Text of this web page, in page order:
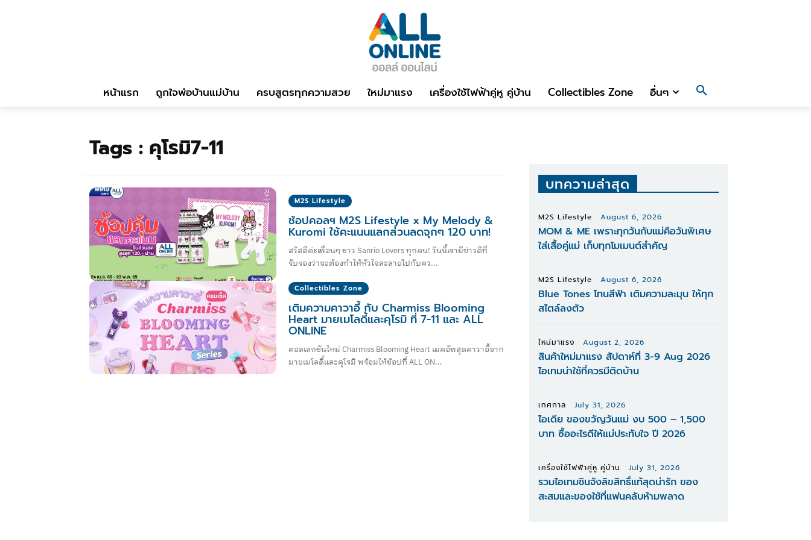
หน้าแรก ถูกใจพ่อบ้านแม่บ้าน ครบสูตรทุกความสวย ใหม่มาแรง เครื่องใช้ไฟฟ้าคู่หู คู่บ้าน Collectibles Zone อื่นๆ
Tags : คุโรมิ7-11
M2S Lifestyle
ช้อปคอลฯ M2S Lifestyle x My Melody &
Kuromi ใช้คะแนนแลกส่วนลดจุกๆ 120 บาท!
สวัสดีค่ะเพื่อนๆ ชาว Sanrio Lovers ทุกคน! วันนี้เรามีข่าวดีที่
รับรองว่าจะต้องทำให้หัวใจละลายไปกับคว...
Collectibles Zone
เติมความคาวาอี้ กับ Charmiss Blooming
Heart มายเมโลดี้และคุโรมิ ที่ 7-11 และ ALL
ONLINE
คอลเลกชันใหม่ Charmiss Blooming Heart เมคอัพสุดคาวาอี้จาก
มายเมโลดี้และคุโรมิ พร้อมให้ช้อปที่ ALL ON...
บทความล่าสุด
M2S Lifestyle August 6, 2026
MOM & ME เพราะทุกวันกับแม่คือวันพิเศษ
ใส่เสื้อคู่แม่ เก็บทุกโมเมนต์สำคัญ
M2S Lifestyle August 6, 2026
Blue Tones โทนสีฟ้า เติมความละมุน ให้ทุก
สไตล์ลงตัว
ใหม่มาแรง August 2, 2026
สินค้าใหม่มาแรง สัปดาห์ที่ 3-9 Aug 2026
ไอเทมน่าใช้ที่ควรมีติดบ้าน
เทศกาล July 31, 2026
ไอเดีย ของขวัญวันแม่ งบ 500 – 1,500
บาท ซื้ออะไรดีให้แม่ประทับใจ ปี 2026
เครื่องใช้ไฟฟ้าคู่หู คู่บ้าน July 31, 2026
รวมไอเทมชินจังลิขสิทธิ์แท้สุดน่ารัก ของ
สะสมและของใช้ที่แฟนคลับห้ามพลาด